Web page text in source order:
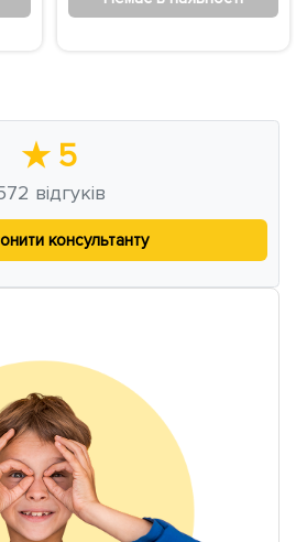
★ 5
відгуків
консультанту